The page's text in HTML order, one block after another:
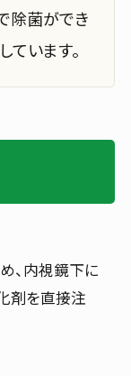
除菌ができ
います。
、内視鏡下に
剤を直接注